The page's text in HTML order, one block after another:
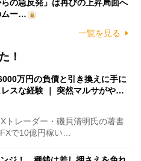
の急反発」は再びの上昇局面へ
ムー…
一覧を見る
！
万円の負債と引き換えに手に
レスな経験 ｜ 突然マルサがや…
レーダー・磯貝清明氏の著書
で10億円稼い…